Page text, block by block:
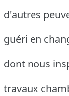
d'autres
guéri en
dont nous
travaux